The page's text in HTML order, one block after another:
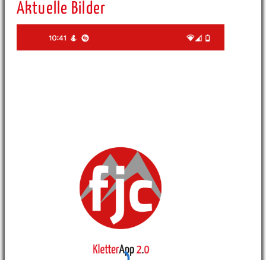
Aktuelle Bilder